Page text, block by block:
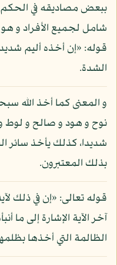
ببعض مصاديقه في الحكم
شامل لجميع الأفراد و
قوله: «إن أخذه أليم
الشدة.
و المعنى كما أخذ الله
نوح و هود و صالح و لوط
شديدا، كذلك يأخذ سائر
بذلك المعتبرون.
قوله تعالى: «إن في ذلك
آخر الآية الإشارة إلى
الظالمة التي أخذها